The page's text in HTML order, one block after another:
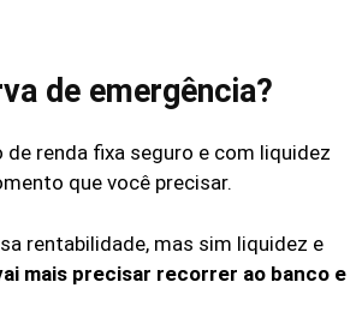
de emergência?
renda fixa seguro e com liquidez
que você precisar.
rentabilidade, mas sim liquidez e
mais precisar recorrer ao banco e